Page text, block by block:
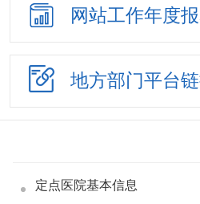
网站工作年度
地方部门平台
定点医院基本信息